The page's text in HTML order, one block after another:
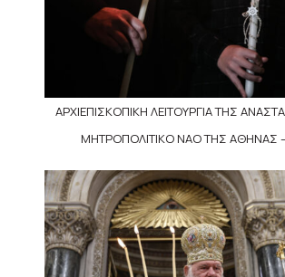
ΑΡΧΙΕΠΙΣΚΟΠΙΚΗ ΛΕΙΤΟΥΡΓΙΑ ΤΗΣ
ΜΗΤΡΟΠΟΛΙΤΙΚΟ ΝΑΟ ΤΗΣ ΑΘΗΝΑΣ –